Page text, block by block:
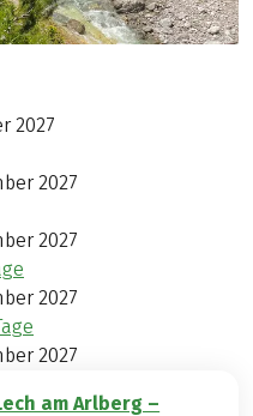
2027
2027
2027
2027
2027
am Arlberg –